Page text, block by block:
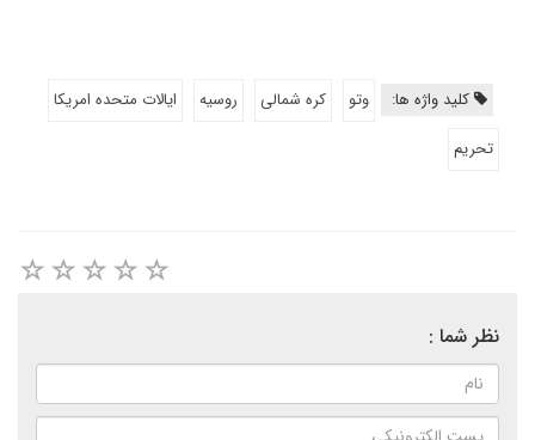
کلید واژه ها: وتو کره شمالی روسیه
ایالات متحده امریکا
تحریم
نظر شما :